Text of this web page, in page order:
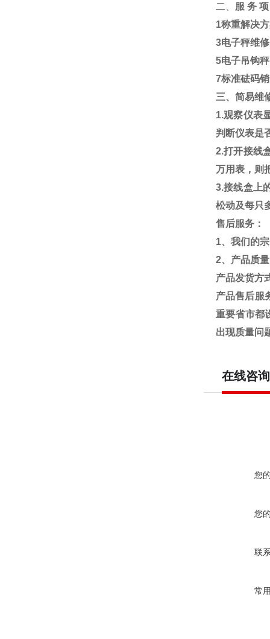
二、
服 务 项
1称重解决
3电子秤维修
5电子吊钩秤
7标准砝码
三、简易维
1.观察仪表
判断仪表是
2.打开接线
万用表，则
3.接线盒上
松动及每只
售后服务：
1、我们的
2、产品质
产品发货方
产品售后服
重要省市都
出现质量问
在线咨询
您
您
联
常